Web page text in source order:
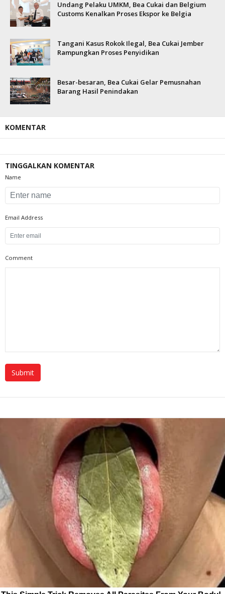
Undang Pelaku UMKM, Bea Cukai dan Belgium
Customs Kenalkan Proses Ekspor ke Belgia
Tangani Kasus Rokok Ilegal, Bea Cukai Jember
Rampungkan Proses Penyidikan
Besar-besaran, Bea Cukai Gelar Pemusnahan
Barang Hasil Penindakan
KOMENTAR
TINGGALKAN KOMENTAR
Name
Email Address
Comment